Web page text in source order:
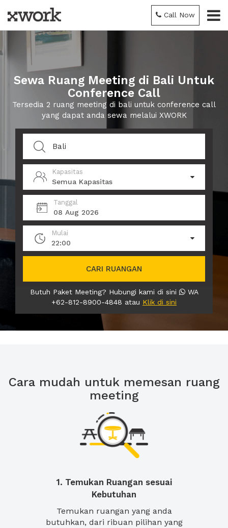
Call Now
Sewa Ruang Meeting di Bali Untuk
Conference Call
Tersedia 2 ruang meeting di bali untuk conference call
yang dapat anda sewa melalui XWORK
Kapasitas
Semua Kapasitas
Tanggal
08 Aug 2026
Mulai
22:00
CARI RUANGAN
Butuh Paket Meeting? Hubungi kami di sini
WA
+62-812-8900-4848 atau Klik di sini
Cara mudah untuk memesan ruang
meeting
1. Temukan Ruangan sesuai
Kebutuhan
Temukan ruangan yang anda
butuhkan, dari ribuan pilihan yang